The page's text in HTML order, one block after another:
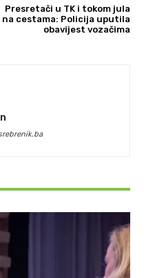
Presretači u TK i tokom jula
na cestama: Policija uputila
obavijest vozačima